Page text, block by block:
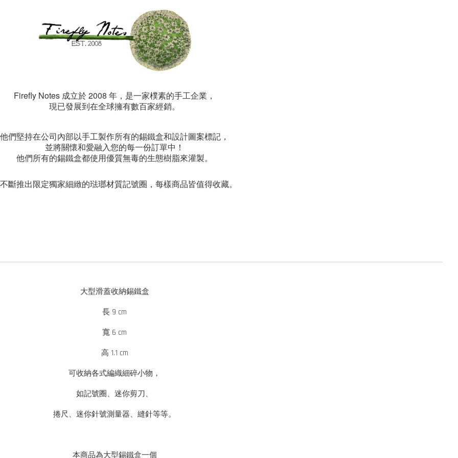
Firefly Notes 成立於 2008 年，是一家樸素的手工企業，
現已發展到在全球擁有數百家經銷。
他們堅持在公司內部以手工製作所有的錫鐵盒和設計圖案標記，
並將關懷和愛融入您的每一份訂單中！
他們所有的錫鐵盒都使用優質無毒的生態樹脂來灌製。
斷推出限定獨家細緻的琺瑯材質記號圈，每樣商品皆值得收藏。
大型滑蓋收納錫鐵盒
長 9 cm
寬 6 cm
高 1.1 cm
可收納各式編織細碎小物，
如記號圈、迷你剪刀、
捲尺、迷你針號測量器、縫針等等。
本商品為大型錫鐵盒一個